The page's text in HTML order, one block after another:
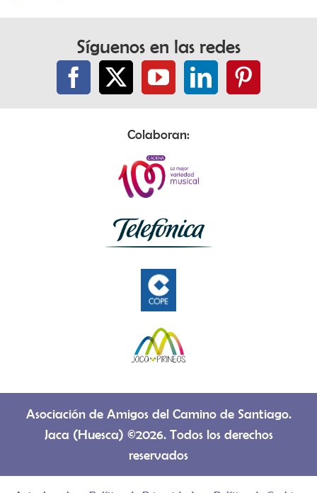
Síguenos en las redes
Colaboran:
Asociación de Amigos del Camino de Santiago.
Jaca (Huesca) ©2026. Todos los derechos
reservados